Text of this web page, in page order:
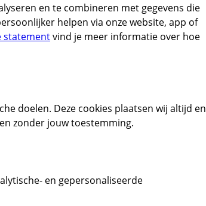
en te combineren met gegevens die
helpen via onze website, app of
statementvind je meer informatie over hoe
doelen. Deze cookies plaatsen wij altijd en
zonder jouw toestemming.
en gepersonaliseerde